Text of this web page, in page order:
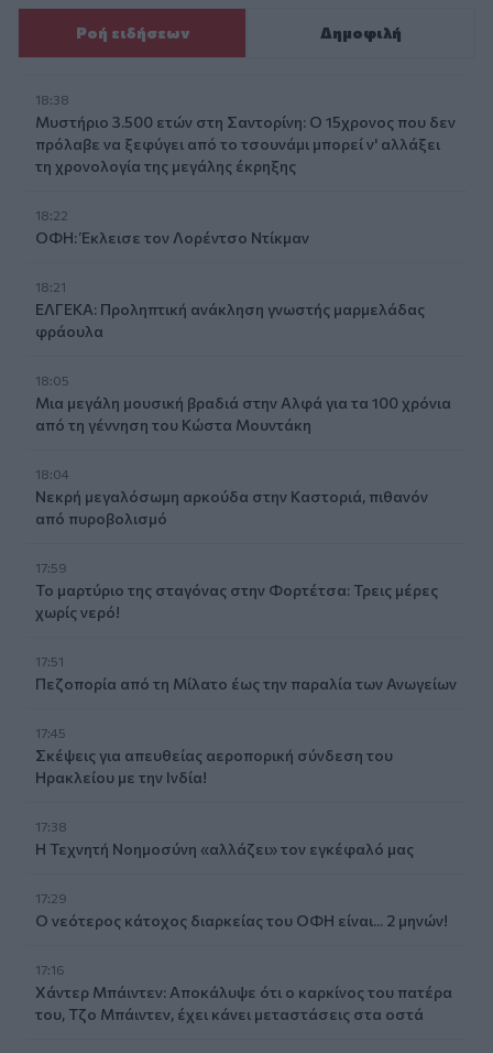
Ροή ειδήσεων Δημοφιλή
18:38
Μυστήριο 3.500 ετών στη Σαντορίνη: Ο 15χρονος που δεν
πρόλαβε να ξεφύγει από το τσουνάμι μπορεί ν' αλλάξει
τη χρονολογία της μεγάλης έκρηξης
18:22
ΟΦΗ: Έκλεισε τον Λορέντσο Ντίκμαν
18:21
ΕΛΓΕΚΑ: Προληπτική ανάκληση γνωστής μαρμελάδας
φράουλα
18:05
Μια μεγάλη μουσική βραδιά στην Αλφά για τα 100 χρόνια
από τη γέννηση του Κώστα Μουντάκη
18:04
Νεκρή μεγαλόσωμη αρκούδα στην Καστοριά, πιθανόν
από πυροβολισμό
17:59
Το μαρτύριο της σταγόνας στην Φορτέτσα: Τρεις μέρες
χωρίς νερό!
17:51
Πεζοπορία από τη Μίλατο έως την παραλία των Ανωγείων
17:45
Σκέψεις για απευθείας αεροπορική σύνδεση του
Ηρακλείου με την Ινδία!
17:38
Η Τεχνητή Νοημοσύνη «αλλάζει» τον εγκέφαλό μας
17:29
Ο νεότερος κάτοχος διαρκείας του ΟΦΗ είναι... 2 μηνών!
17:16
Χάντερ Μπάιντεν: Αποκάλυψε ότι ο καρκίνος του πατέρα
του, Τζο Μπάιντεν, έχει κάνει μεταστάσεις στα οστά